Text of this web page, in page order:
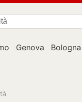
Genova Bologna